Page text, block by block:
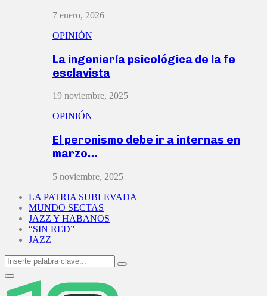
7 enero, 2026
OPINIÓN
La ingeniería psicológica de la fe
esclavista
19 noviembre, 2025
OPINIÓN
El peronismo debe ir a internas en
marzo…
5 noviembre, 2025
LA PATRIA SUBLEVADA
MUNDO SECTAS
JAZZ Y HABANOS
“SIN RED”
JAZZ
Search
for:
Search
Primary
Menu